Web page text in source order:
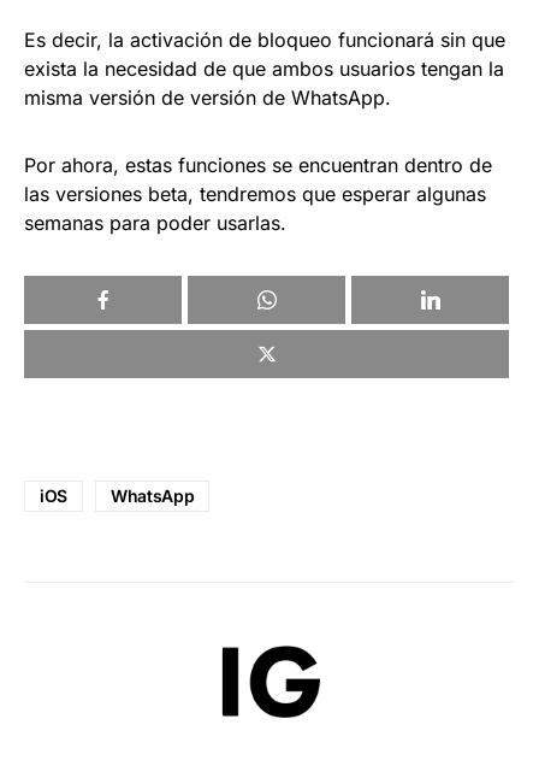
Es decir, la activación de bloqueo funcionará sin que
exista la necesidad de que ambos usuarios tengan la
misma versión de versión de WhatsApp.
Por ahora, estas funciones se encuentran dentro de
las versiones beta, tendremos que esperar algunas
semanas para poder usarlas.
iOS WhatsApp